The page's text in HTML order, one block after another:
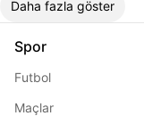
Daha fazla göster
Spor
Futbol
Maçlar